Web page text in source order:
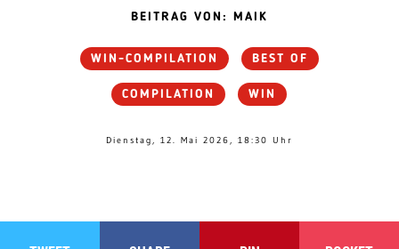
BEITRAG VON: MAIK
WIN-COMPILATION BEST OF
COMPILATION WIN
Dienstag, 12. Mai 2026, 18:30 Uhr